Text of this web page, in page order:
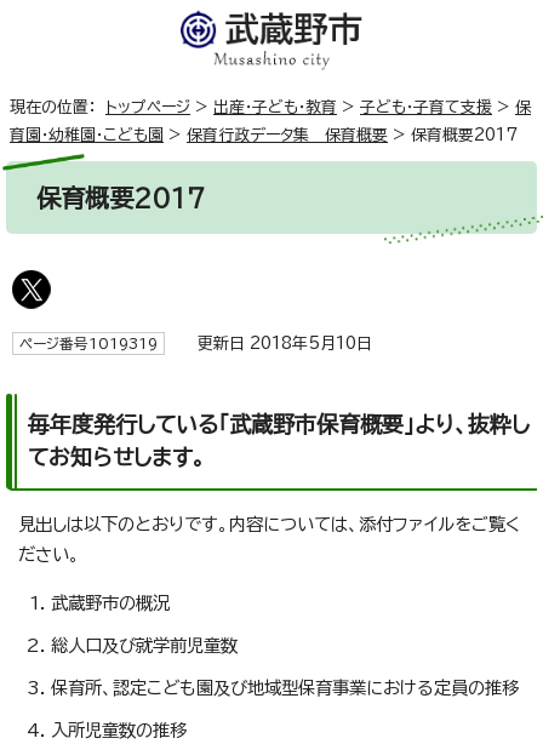
現在の位置： トップページ > 出産・子ども・教育 > 子ども・子育て支援 > 保
育園・幼稚園・こども園 > 保育行政データ集 保育概要 > 保育概要2017
保育概要2017
ページ番号1019319 更新日 2018年5月10日
毎年度発行している「武蔵野市保育概要」より、抜粋し
てお知らせします。
見出しは以下のとおりです。内容については、添付ファイルをご覧く
ださい。
武蔵野市の概況
総人口及び就学前児童数
保育所、認定こども園及び地域型保育事業における定員の推移
入所児童数の推移